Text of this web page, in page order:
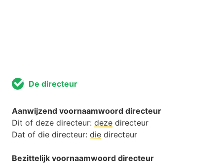
De directeur
Aanwijzend voornaamwoord directeur
Dit of deze directeur: deze directeur
Dat of die directeur: die directeur
Bezittelijk voornaamwoord directeur